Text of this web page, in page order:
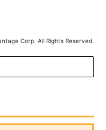
たファイ
Corp. All Rights Reserved.